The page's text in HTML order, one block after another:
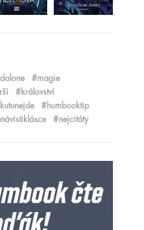
#magie
#království
#humbooktip
#nejcitáty